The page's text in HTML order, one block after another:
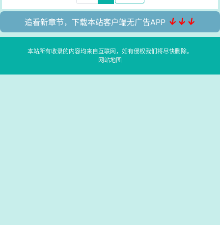
追看新章节，下载本站客户端无广告APP ↓↓↓
本站所有收录的内容均来自互联网，如有侵权我们将尽快删除。
网站地图